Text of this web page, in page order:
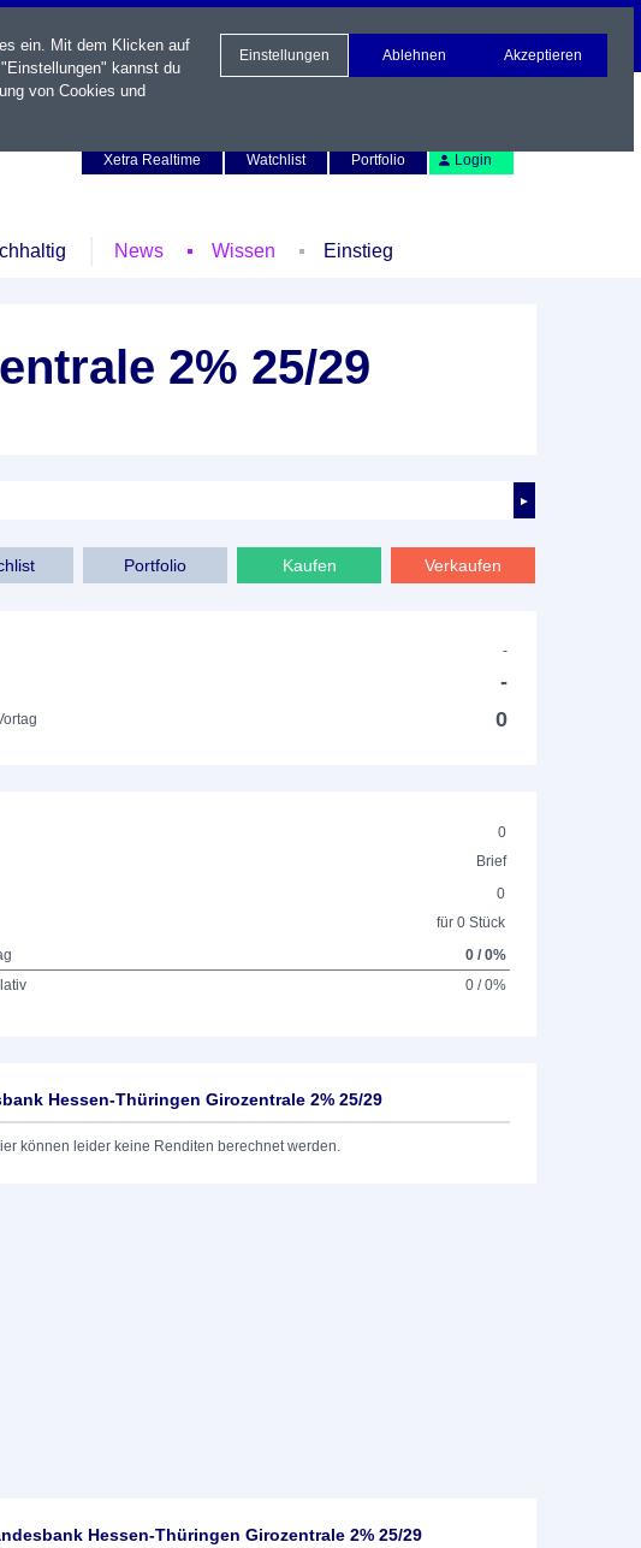
Xetra Realtime
Watchlist Portfolio Login
News Wissen Einstieg
2% 25/29
►
Verkaufen
Kaufen
Portfolio
-
-
0
0
Brief
0
für 0 Stück
0 / 0%
0 / 0%
Hessen-Thüringen Girozentrale 2% 25/29
können leider keine Renditen berechnet werden.
Hessen-Thüringen Girozentrale 2% 25/29
ein. Mit dem Klicken auf
kannst du
von Cookies und
Einstellungen Ablehnen Akzeptieren